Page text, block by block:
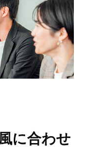
に合わせ